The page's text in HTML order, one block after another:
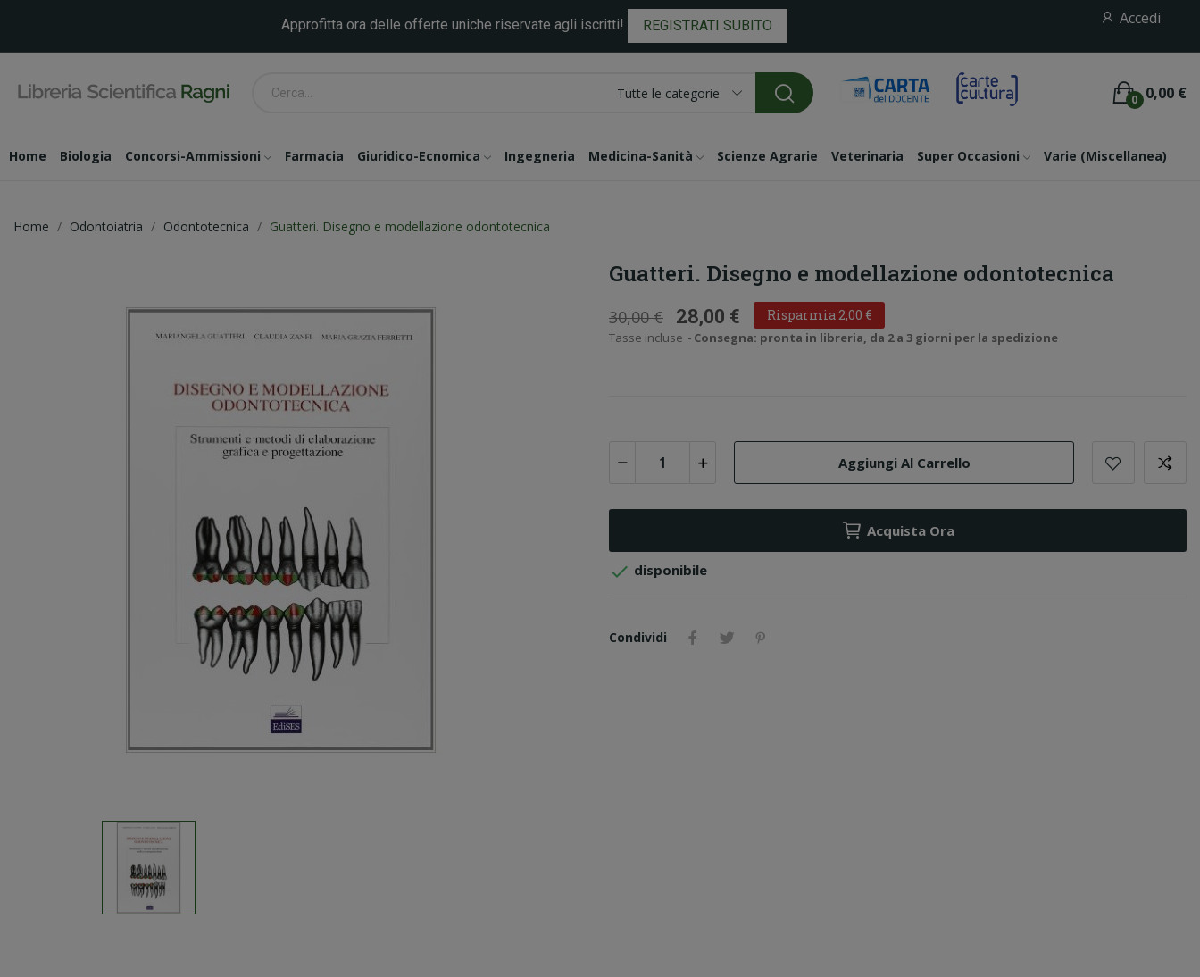
Approfitta ora delle offerte uniche riservate agli iscritti! REGISTRATI SUBITO Accedi
Tutte le categorie 0,00 €
0
Home Biologia Concorsi-Ammissioni Farmacia Giuridico-Ecnomica Ingegneria Medicina-Sanità Scienze Agrarie Veterinaria Super Occasioni Varie (miscellanea)
Home Odontoiatria Odontotecnica Guatteri. Disegno e modellazione odontotecnica
Guatteri. Disegno e modellazione odontotecnica
30,00 € 28,00 € Risparmia 2,00 €
Tasse incluse Consegna: pronta in libreria, da 2 a 3 giorni per la spedizione
Aggiungi Al Carrello
Acquista Ora
 disponibile
Condividi